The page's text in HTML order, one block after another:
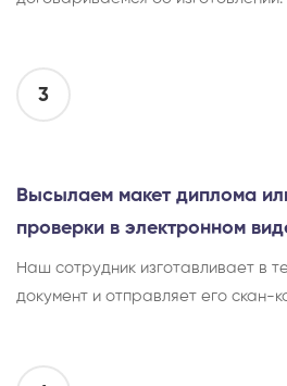
3
Высылаем макет диплома
проверки в электронном
Наш сотрудник изготавливает в
документ и отправляет его скан-